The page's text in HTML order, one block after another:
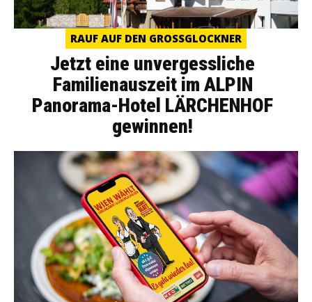
RAUF AUF DEN GROSSGLOCKNER
Jetzt eine unvergessliche
Familienauszeit im ALPIN
Panorama-Hotel LÄRCHENHOF
gewinnen!